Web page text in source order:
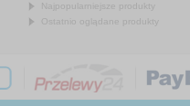
Najpopularniejsze produkty
Ostatnio oglądane produkty